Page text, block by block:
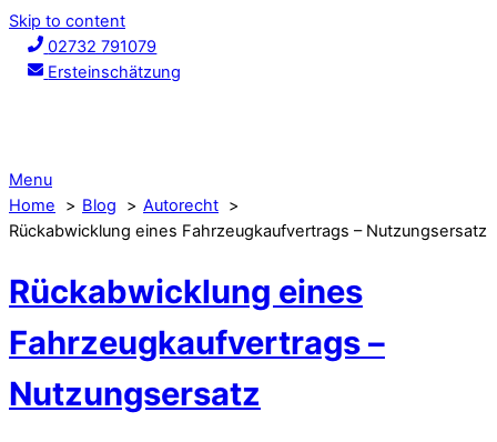
Skip to content
02732 791079
Ersteinschätzung
Menu
Home
Blog
Autorecht
Rückabwicklung eines Fahrzeugkaufvertrags – Nutzungsersatz
Rückabwicklung eines
Fahrzeugkaufvertrags –
Nutzungsersatz